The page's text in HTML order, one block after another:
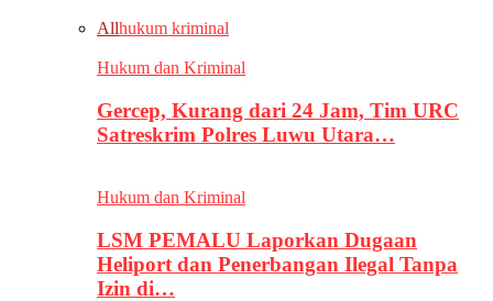
Allhukum kriminal
Hukum dan Kriminal
Gercep, Kurang dari 24 Jam, Tim URC
Satreskrim Polres Luwu Utara…
Hukum dan Kriminal
LSM PEMALU Laporkan Dugaan
Heliport dan Penerbangan Ilegal Tanpa
Izin di…